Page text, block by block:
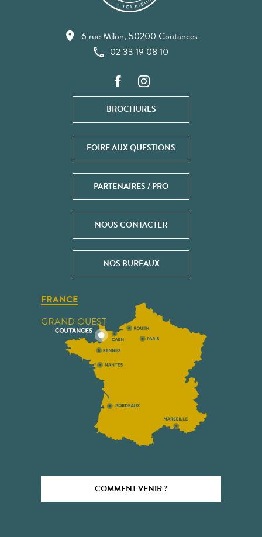
6 rue Milon, 50200 Coutances
02 33 19 08 10
BROCHURES
FOIRE AUX QUESTIONS
PARTENAIRES / PRO
NOUS CONTACTER
NOS BUREAUX
FRANCE
GRAND OUEST
COMMENT VENIR ?